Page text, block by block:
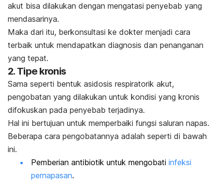
akut bisa dilakukan dengan mengatasi penyebab yang
mendasarinya.
Maka dari itu, berkonsultasi ke dokter menjadi cara
terbaik untuk mendapatkan diagnosis dan penanganan
yang tepat.
2. Tipe kronis
Sama seperti bentuk asidosis respiratorik akut,
pengobatan yang dilakukan untuk kondisi yang kronis
difokuskan pada penyebab terjadinya.
Hal ini bertujuan untuk memperbaiki fungsi saluran napas.
Beberapa cara pengobatannya adalah seperti di bawah
ini.
Pemberian antibiotik untuk mengobati infeksi
pernapasan.